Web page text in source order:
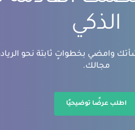
الذكي
وامضي بخطواتٍ ثابتة نحو
مجالك.
اطلب عرضًا توضيحيًا